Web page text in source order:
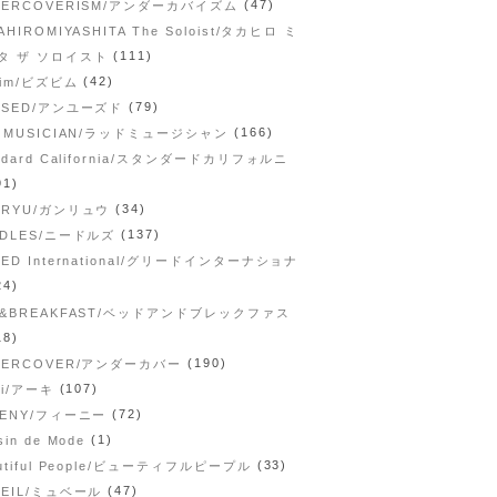
アンダーカバイズム (47)
The Soloist/タカヒロ ミ
ザ ソロイスト
(111)
ビズビム (42)
アンユーズド (79)
ラッドミュージシャン (166)
California/スタンダードカリフォルニ
ガンリュウ (34)
ニードルズ (137)
International/グリードインターナショナ
ベッドアンドブレックファス
アンダーカバー (190)
アーキ (107)
フィーニー (72)
de Mode (1)
People/ビューティフルピープル (33)
ミュベール (47)